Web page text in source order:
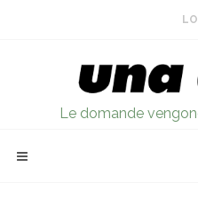
Le domande